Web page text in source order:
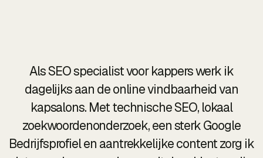
Als SEO specialist voor kappers werk ik
dagelijks aan de online vindbaarheid van
kapsalons. Met technische SEO, lokaal
zoekwoordenonderzoek, een sterk Google
Bedrijfsprofiel en aantrekkelijke content zorg ik